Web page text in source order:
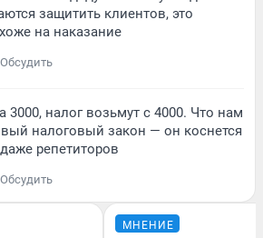
защитить клиентов, это
на наказание
Обсудить
3000, налог возьмут с 4000. Что нам
налоговый закон — он коснется
репетиторов
Обсудить
МНЕНИЕ